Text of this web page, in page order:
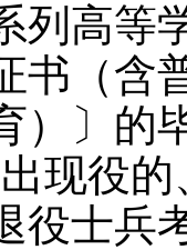
列高等
书（含
）〕的
出现役
役士兵